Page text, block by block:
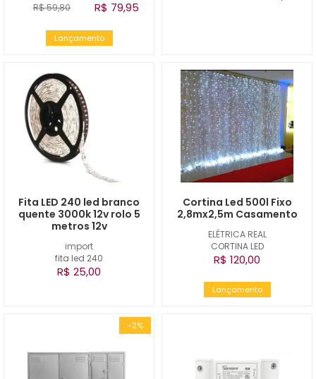
R$ 59,80 R$ 79,95
Lançamento
import
fita led 240
Fita LED 240 led branco
quente 3000k 12v rolo 5
metros 12v
R$ 25,00
ELÉTRICA REAL
CORTINA LED
Cortina Led 500l Fixo
2,8mx2,5m Casamento
R$ 120,00
Lançamento
-2%